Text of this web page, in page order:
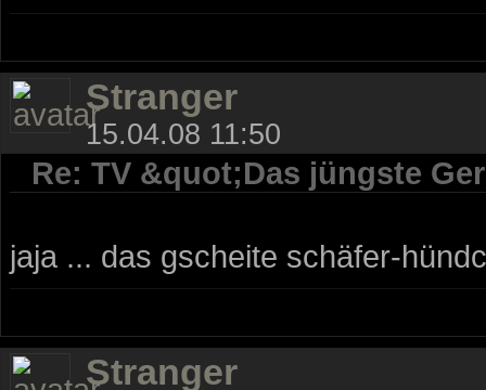
Stranger
15.04.08 11:50
Re: TV &quot;Das jüngste
jaja ... das gscheite schäfer-
Stranger